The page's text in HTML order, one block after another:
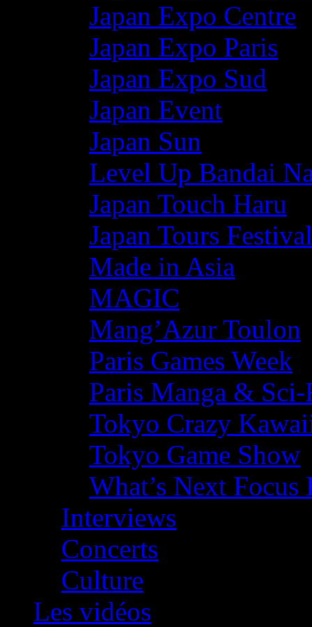
Japan Expo Centre
Japan Expo Paris
Japan Expo Sud
Japan Event
Japan Sun
Level Up Bandai
Japan Touch Haru
Japan Tours Festival
Made in Asia
MAGIC
Mang’Azur Toulon
Paris Games Week
Paris Manga &
Tokyo Crazy
Tokyo Game Show
What’s Next
Interviews
Concerts
Culture
Les vidéos